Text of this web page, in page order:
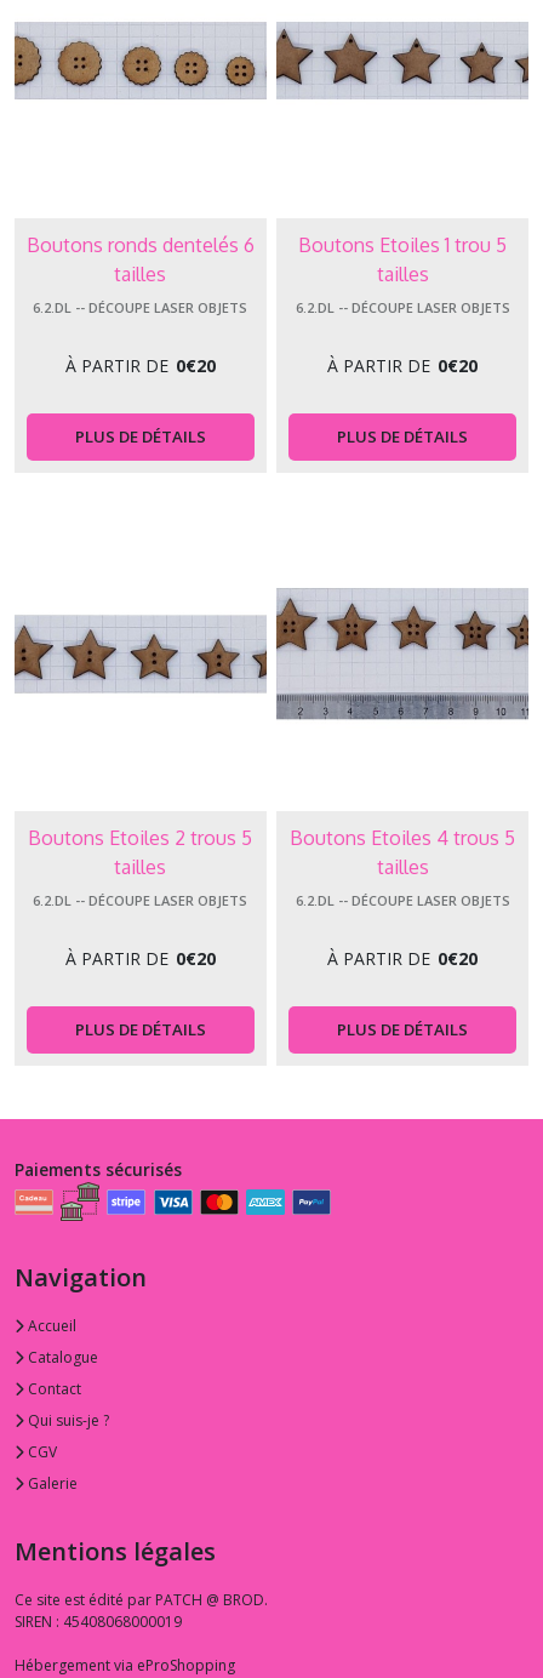
Boutons ronds dentelés 6
tailles
6.2.DL -- DÉCOUPE LASER OBJETS
À PARTIR DE 0€20
PLUS DE DÉTAILS
Boutons Etoiles 1 trou 5
tailles
6.2.DL -- DÉCOUPE LASER OBJETS
À PARTIR DE 0€20
PLUS DE DÉTAILS
Boutons Etoiles 2 trous 5
tailles
6.2.DL -- DÉCOUPE LASER OBJETS
À PARTIR DE 0€20
PLUS DE DÉTAILS
Boutons Etoiles 4 trous 5
tailles
6.2.DL -- DÉCOUPE LASER OBJETS
À PARTIR DE 0€20
PLUS DE DÉTAILS
Paiements sécurisés
Navigation
Accueil
Catalogue
Contact
Qui suis-je ?
CGV
Galerie
Mentions légales
Ce site est édité par PATCH @ BROD.
SIREN : 45408068000019
Hébergement via eProShopping